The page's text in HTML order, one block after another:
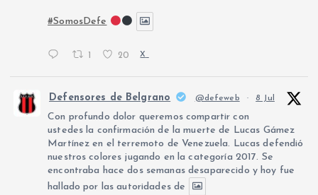
#SomosDefe
1 20 X
Defensores de Belgrano @defeweb · 8 Jul
Con profundo dolor queremos compartir con
ustedes la confirmación de la muerte de Lucas Gámez
Martínez en el terremoto de Venezuela. Lucas defendió
nuestros colores jugando en la categoría 2017. Se
encontraba hace dos semanas desaparecido y hoy fue
hallado por las autoridades de